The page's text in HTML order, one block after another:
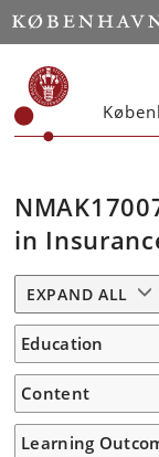
in
EXPAND ALL
Education
Content
Learning